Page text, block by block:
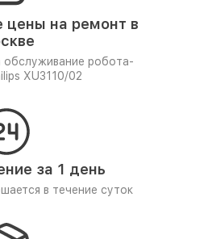
на ремонт в
робота-
XU3110/02
за 1 день
в течение суток